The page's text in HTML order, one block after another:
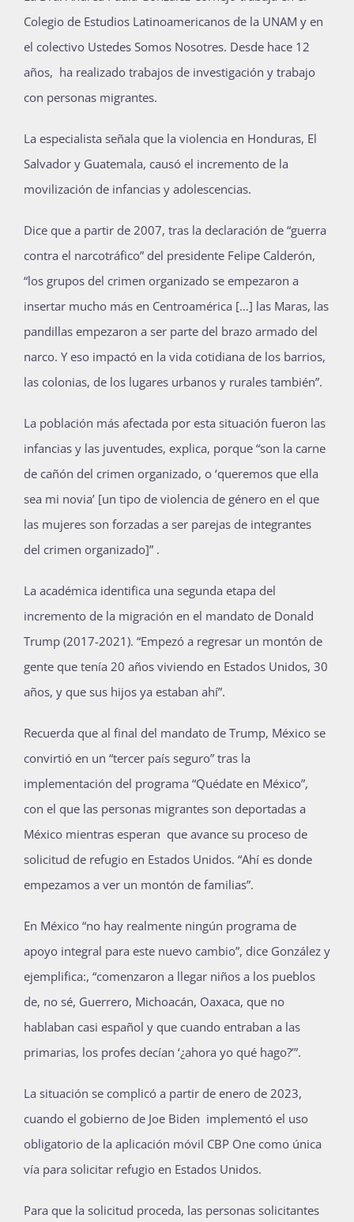
Colegio de Estudios Latinoamericanos de la UNAM y en
el colectivo Ustedes Somos Nosotres. Desde hace 12
años, ha realizado trabajos de investigación y trabajo
con personas migrantes.
La especialista señala que la violencia en Honduras, El
Salvador y Guatemala, causó el incremento de la
movilización de infancias y adolescencias.
Dice que a partir de 2007, tras la declaración de “guerra
contra el narcotráfico” del presidente Felipe Calderón,
“los grupos del crimen organizado se empezaron a
insertar mucho más en Centroamérica […] las Maras, las
pandillas empezaron a ser parte del brazo armado del
narco. Y eso impactó en la vida cotidiana de los barrios,
las colonias, de los lugares urbanos y rurales también”.
La población más afectada por esta situación fueron las
infancias y las juventudes, explica, porque “son la carne
de cañón del crimen organizado, o ‘queremos que ella
sea mi novia’ [un tipo de violencia de género en el que
las mujeres son forzadas a ser parejas de integrantes
del crimen organizado]” .
La académica identifica una segunda etapa del
incremento de la migración en el mandato de Donald
Trump (2017-2021). “Empezó a regresar un montón de
gente que tenía 20 años viviendo en Estados Unidos, 30
años, y que sus hijos ya estaban ahí”.
Recuerda que al final del mandato de Trump, México se
convirtió en un “tercer país seguro” tras la
implementación del programa “Quédate en México”,
con el que las personas migrantes son deportadas a
México mientras esperan que avance su proceso de
solicitud de refugio en Estados Unidos. “Ahí es donde
empezamos a ver un montón de familias”.
En México “no hay realmente ningún programa de
apoyo integral para este nuevo cambio”, dice González y
ejemplifica:, “comenzaron a llegar niños a los pueblos
de, no sé, Guerrero, Michoacán, Oaxaca, que no
hablaban casi español y que cuando entraban a las
primarias, los profes decían ‘¿ahora yo qué hago?’”.
La situación se complicó a partir de enero de 2023,
cuando el gobierno de Joe Biden implementó el uso
obligatorio de la aplicación móvil CBP One como única
vía para solicitar refugio en Estados Unidos.
Para que la solicitud proceda, las personas solicitantes